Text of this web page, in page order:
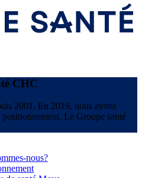
CHC
2001. En 2019, nous avons
Le Groupe santé
nous?